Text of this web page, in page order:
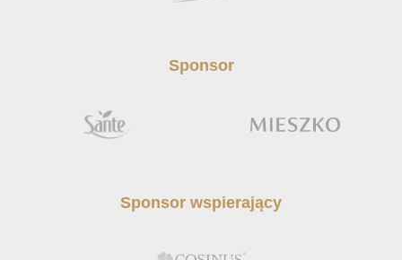
Sponsor
Sponsor wspierający